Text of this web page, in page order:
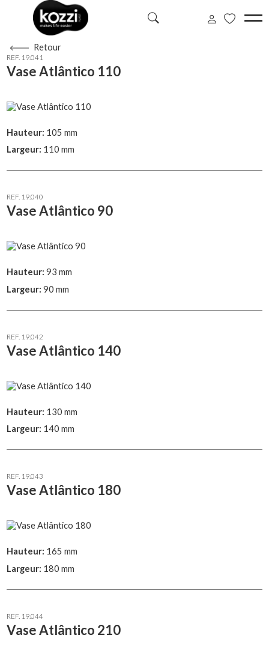
Retour
REF. 19.041
Vase Atlântico 110
Hauteur: 105 mm
Largeur: 110 mm
REF. 19.040
Vase Atlântico 90
Hauteur: 93 mm
Largeur: 90 mm
REF. 19.042
Vase Atlântico 140
Hauteur: 130 mm
Largeur: 140 mm
REF. 19.043
Vase Atlântico 180
Hauteur: 165 mm
Largeur: 180 mm
REF. 19.044
Vase Atlântico 210